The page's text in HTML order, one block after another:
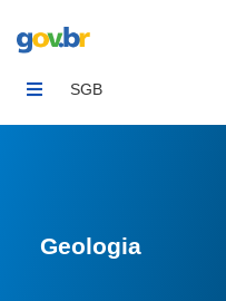
SGB
Geologia